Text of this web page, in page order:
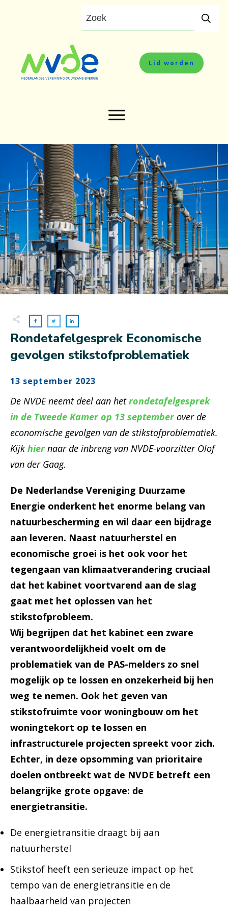
Lid worden
Rondetafelgesprek Economische
gevolgen stikstofproblematiek
13 september 2023
De NVDE neemt deel aan hetrondetafelgesprek
in de Tweede Kamer op 13 september over de
economische gevolgen van de stikstofproblematiek.
Kijk hier naar de inbreng van NVDE-voorzitter Olof
van der Gaag.
De Nederlandse Vereniging Duurzame
Energie onderkent het enorme belang van
natuurbescherming en wil daar een bijdrage
aan leveren. Naast natuurherstel en
economische groei is het ook voor het
tegengaan van klimaatverandering cruciaal
dat het kabinet voortvarend aan de slag
gaat met het oplossen van het
stikstofprobleem.
Wij begrijpen dat het kabinet een zware
verantwoordelijkheid voelt om de
problematiek van de PAS-melders zo snel
mogelijk op te lossen en onzekerheid bij hen
weg te nemen. Ook het geven van
stikstofruimte voor woningbouw om het
woningtekort op te lossen en
infrastructurele projecten spreekt voor zich.
Echter, in deze opsomming van prioritaire
doelen ontbreekt wat de NVDE betreft een
belangrijke grote opgave: de
energietransitie.
De energietransitie draagt bij aan
natuurherstel
Stikstof heeft een serieuze impact op het
tempo van de energietransitie en de
haalbaarheid van projecten